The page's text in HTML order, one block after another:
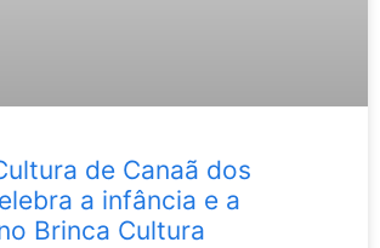
de Canaã dos
a infância e a
Brinca Cultura